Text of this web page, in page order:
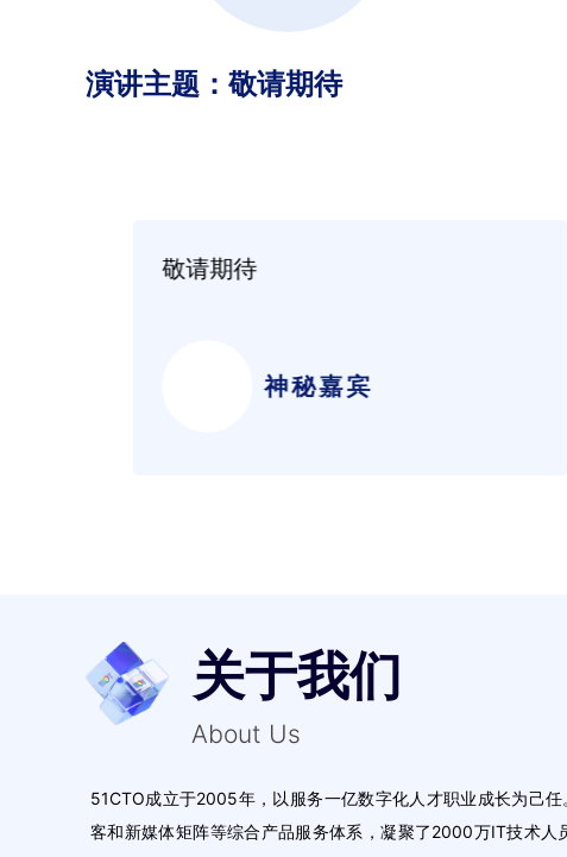
演讲主题：敬请期待
敬请期待
神秘嘉宾
关于我们
About Us
51CTO成立于2005年，以服务一亿数字化人才职业成长为己
客和新媒体矩阵等综合产品服务体系，凝聚了2000万IT技术人